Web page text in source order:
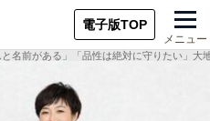
電子版TOP
メニュー
と名前がある」「品性は絶対に守りたい」